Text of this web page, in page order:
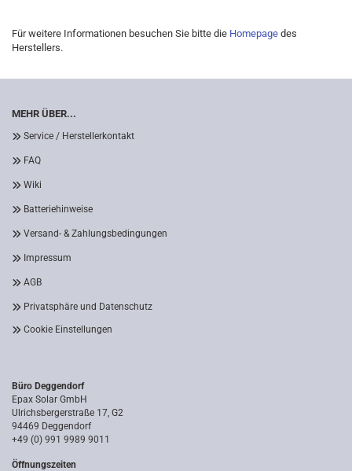
Für weitere Informationen besuchen Sie bitte die Homepage des
Herstellers.
MEHR ÜBER...
Service / Herstellerkontakt
FAQ
Wiki
Batteriehinweise
Versand- & Zahlungsbedingungen
Impressum
AGB
Privatsphäre und Datenschutz
Cookie Einstellungen
Büro Deggendorf
Epax Solar GmbH
Ulrichsbergerstraße 17, G2
94469 Deggendorf
+49 (0) 991 9989 9011
Öffnungszeiten